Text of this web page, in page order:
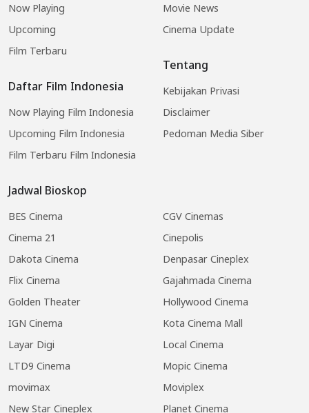
Now Playing
Upcoming
Film Terbaru
Daftar Film Indonesia
Now Playing Film Indonesia
Upcoming Film Indonesia
Film Terbaru Film Indonesia
Jadwal Bioskop
BES Cinema
CGV Cinemas
Cinema 21
Cinepolis
Dakota Cinema
Denpasar Cineplex
Flix Cinema
Gajahmada Cinema
Golden Theater
Hollywood Cinema
IGN Cinema
Kota Cinema Mall
Layar Digi
Local Cinema
LTD9 Cinema
Mopic Cinema
movimax
Moviplex
New Star Cineplex
Planet Cinema
Movie News
Cinema Update
Tentang
Kebijakan Privasi
Disclaimer
Pedoman Media Siber